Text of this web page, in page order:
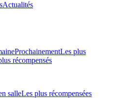
Actualités
ProchainementLes plus
récompensés
salleLes plus récompensées